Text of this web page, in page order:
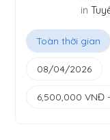
in
Toàn thời gian
08/04/2026
6,500,000 VNĐ -